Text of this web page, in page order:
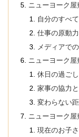
ニューヨーク
自分のすべ
仕事の原動
メディアで
ニューヨーク
休日の過ご
家事の協力
変わらない
ニューヨーク
現在のお子